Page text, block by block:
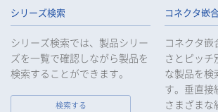
シリーズ検索
シリーズ検索では、製品シリー
ズを一覧で確認しながら製品を
検索することができます。
検索する
コネクタ嵌
コネクタ嵌
さとピッ
な製品を検
す。垂直接
さまざまな